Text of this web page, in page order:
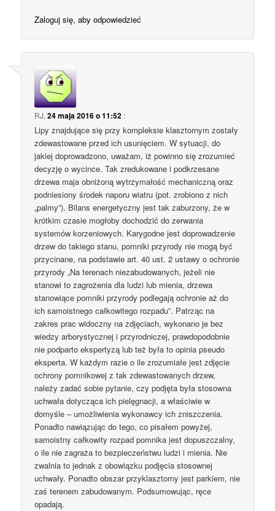
Zaloguj się, aby odpowiedzieć
RJ,24 maja 2016 o 11:52 :
Lipy znajdujące się przy kompleksie klasztornym zostały
zdewastowane przed ich usunięciem. W sytuacji, do
jakiej doprowadzono, uważam, iż powinno się zrozumieć
decyzję o wycince. Tak zredukowane i podkrzesane
drzewa maja obniżoną wytrzymałość mechaniczną oraz
podniesiony środek naporu wiatru (pot. zrobiono z nich
„palmy”). Bilans energetyczny jest tak zaburzony, że w
krótkim czasie mogłoby dochodzić do zerwania
systemów korzeniowych. Karygodne jest doprowadzenie
drzew do takiego stanu, pomniki przyrody nie mogą być
przycinane, na podstawie art. 40 ust. 2 ustawy o ochronie
przyrody „Na terenach niezabudowanych, jeżeli nie
stanowi to zagrożenia dla ludzi lub mienia, drzewa
stanowiące pomniki przyrody podlegają ochronie aż do
ich samoistnego całkowitego rozpadu”. Patrząc na
zakres prac widoczny na zdjęciach, wykonano je bez
wiedzy arborystycznej i przyrodniczej, prawdopodobnie
nie podparto ekspertyzą lub też była to opinia pseudo
eksperta. W każdym razie o ile zrozumiałe jest zdjęcie
ochrony pomnikowej z tak zdewastowanych drzew,
należy zadać sobie pytanie, czy podjęta była stosowna
uchwała dotycząca ich pielęgnacji, a właściwie w
domyśle – umożliwienia wykonawcy ich zniszczenia.
Ponadto nawiązując do tego, co pisałem powyżej,
samoistny całkowity rozpad pomnika jest dopuszczalny,
o ile nie zagraża to bezpieczeństwu ludzi i mienia. Nie
zwalnia to jednak z obowiązku podjęcia stosownej
uchwały. Ponadto obszar przyklasztorny jest parkiem, nie
zaś terenem zabudowanym. Podsumowując, ręce
opadają.